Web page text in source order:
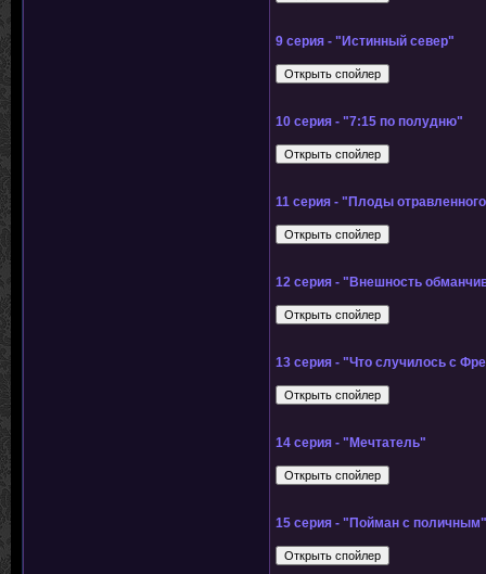
9 серия - "Истинный север"
10 серия - "7:15 по полудню"
11 серия - "Плоды
12 серия - "Внешность
13 серия - "Что случилось с
14 серия - "Мечтатель"
15 серия - "Пойман с поличным"